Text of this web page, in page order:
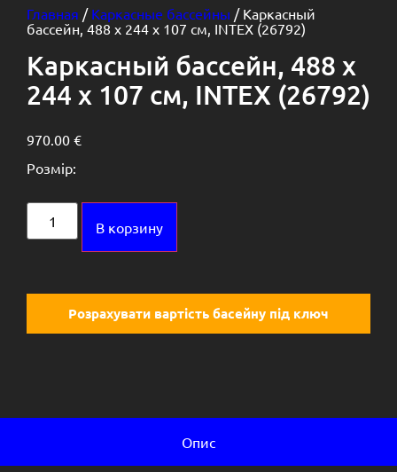
Главная / Каркасные бассейны / Каркасный
бассейн, 488 х 244 х 107 см, INTEX (26792)
Каркасный бассейн, 488 х
244 х 107 см, INTEX (26792)
970.00 €
Розмір:
В корзину
Розрахувати вартість басейну під ключ
Опис